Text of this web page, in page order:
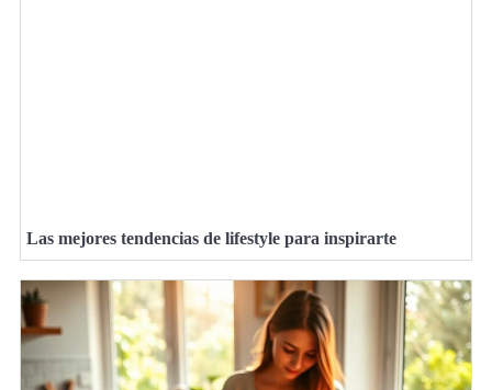
Las mejores tendencias de lifestyle para inspirarte